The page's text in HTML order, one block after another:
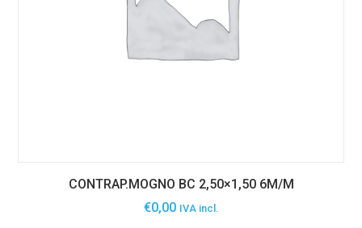
CONTRAP.MOGNO BC 2,50×1,50 6M/M
€0,00 IVA incl.